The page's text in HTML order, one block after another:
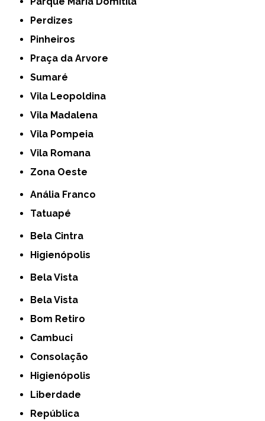
Perdizes
Pinheiros
Praça da Arvore
Sumaré
Vila Leopoldina
Vila Madalena
Vila Pompeia
Vila Romana
Zona Oeste
Anália Franco
Tatuapé
Bela Cintra
Higienópolis
Bela Vista
Bela Vista
Bom Retiro
Cambuci
Consolação
Higienópolis
Liberdade
República